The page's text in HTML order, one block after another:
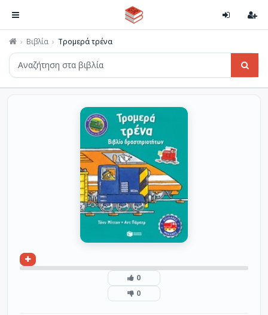
Βιβλία Τρομερά τρένα
0
0